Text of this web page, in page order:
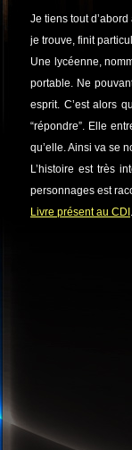
Je tiens tout
je trouve, finit
Une lycéenne,
portable. Ne
esprit. C’est alors
“répondre”. Elle
qu’elle. Ainsi va se
L’histoire est très
personnages est
Livre présent au CDI .